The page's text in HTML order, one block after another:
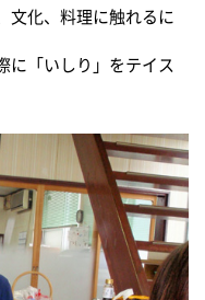
文化、料理に触れるに
に「いしり」をテイス